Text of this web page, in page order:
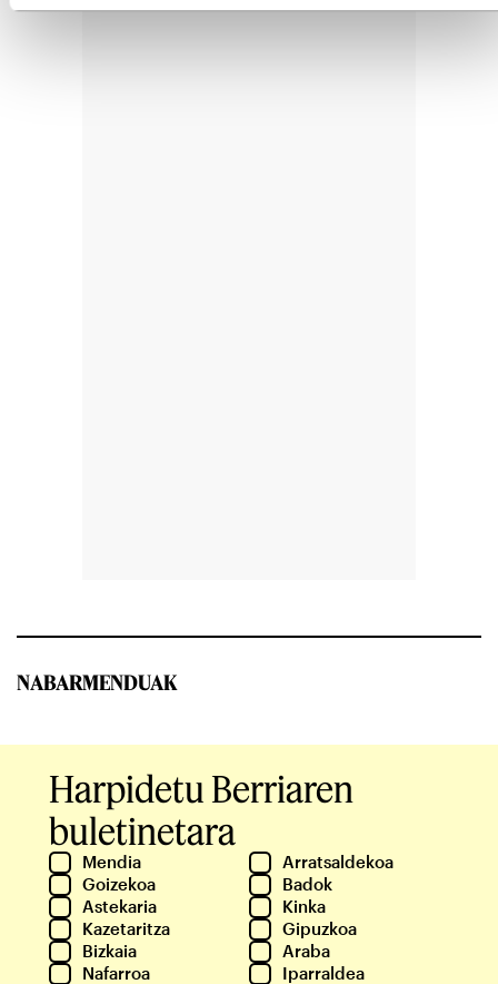
NABARMENDUAK
Harpidetu Berriaren
buletinetara
Mendia
Arratsaldekoa
Goizekoa
Badok
Astekaria
Kinka
Kazetaritza
Gipuzkoa
Bizkaia
Araba
Nafarroa
Iparraldea